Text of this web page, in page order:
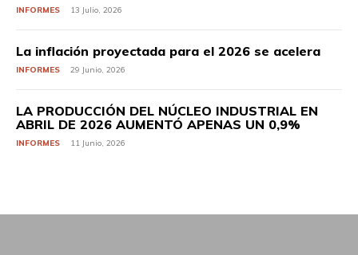
INFORMES 13 Julio, 2026
La inflación proyectada para el 2026 se acelera
INFORMES 29 Junio, 2026
LA PRODUCCIÓN DEL NÚCLEO INDUSTRIAL EN
ABRIL DE 2026 AUMENTÓ APENAS UN 0,9%
INFORMES 11 Junio, 2026